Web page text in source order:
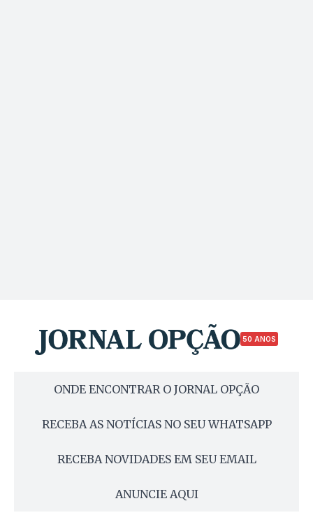
50 ANOS
ONDE ENCONTRAR O JORNAL OPÇÃO
RECEBA AS NOTÍCIAS NO SEU WHATSAPP
RECEBA NOVIDADES EM SEU EMAIL
ANUNCIE AQUI